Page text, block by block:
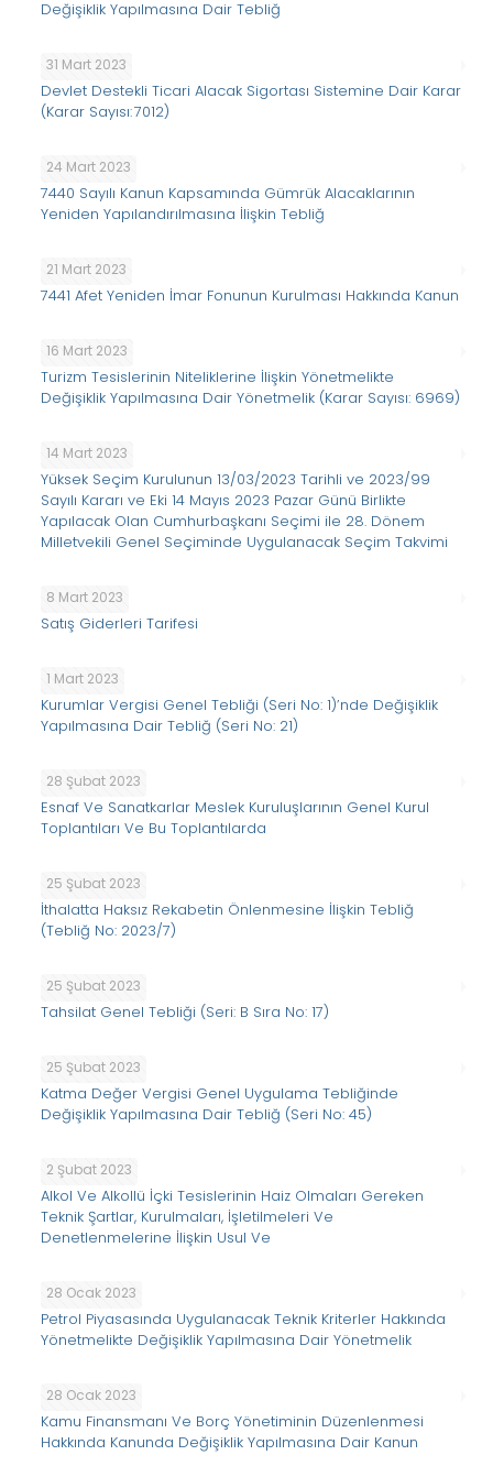
Değişiklik Yapılmasına Dair Tebliğ
31 Mart 2023
Devlet Destekli Ticari Alacak Sigortası Sistemine Dair Karar
(Karar Sayısı: 7012)
24 Mart 2023
7440 Sayılı Kanun Kapsamında Gümrük Alacaklarının
Yeniden Yapılandırılmasına İlişkin Tebliğ
21 Mart 2023
7441 Afet Yeniden İmar Fonunun Kurulması Hakkında Kanun
16 Mart 2023
Turizm Tesislerinin Niteliklerine İlişkin Yönetmelikte
Değişiklik Yapılmasına Dair Yönetmelik (Karar Sayısı: 6969)
14 Mart 2023
Yüksek Seçim Kurulunun 13/03/2023 Tarihli ve 2023/99
Sayılı Kararı ve Eki 14 Mayıs 2023 Pazar Günü Birlikte
Yapılacak Olan Cumhurbaşkanı Seçimi ile 28. Dönem
Milletvekili Genel Seçiminde Uygulanacak Seçim Takvimi
8 Mart 2023
Satış Giderleri Tarifesi
1 Mart 2023
Kurumlar Vergisi Genel Tebliği (Seri No: 1)’nde Değişiklik
Yapılmasına Dair Tebliğ (Seri No: 21)
28 Şubat 2023
Esnaf Ve Sanatkarlar Meslek Kuruluşlarının Genel Kurul
Toplantıları Ve Bu Toplantılarda
25 Şubat 2023
İthalatta Haksız Rekabetin Önlenmesine İlişkin Tebliğ
(Tebliğ No: 2023/7)
25 Şubat 2023
Tahsilat Genel Tebliği (Seri: B Sıra No: 17)
25 Şubat 2023
Katma Değer Vergisi Genel Uygulama Tebliğinde
Değişiklik Yapılmasına Dair Tebliğ (Seri No: 45)
2 Şubat 2023
Alkol Ve Alkollü İçki Tesislerinin Haiz Olmaları Gereken
Teknik Şartlar, Kurulmaları, İşletilmeleri Ve
Denetlenmelerine İlişkin Usul Ve
28 Ocak 2023
Petrol Piyasasında Uygulanacak Teknik Kriterler Hakkında
Yönetmelikte Değişiklik Yapılmasına Dair Yönetmelik
28 Ocak 2023
Kamu Finansmanı Ve Borç Yönetiminin Düzenlenmesi
Hakkında Kanunda Değişiklik Yapılmasına Dair Kanun